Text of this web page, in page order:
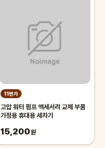
11번가
고압 워터 펌프 액세서리 교체 부품
가정용 휴대용 세차기
15,200원